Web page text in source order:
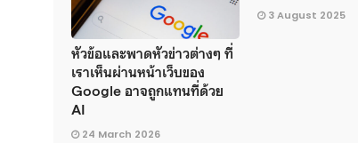
หัวข้อและพาดหัวข่าวต่างๆ ที่
เราเห็นผ่านหน้าเว็บของ
Google อาจถูกแทนที่ด้วย
AI
24 March 2026
3 August 2025